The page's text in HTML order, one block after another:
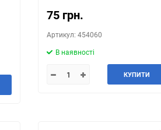
75 грн.
Артикул: 454060
В наявності
КУПИТИ